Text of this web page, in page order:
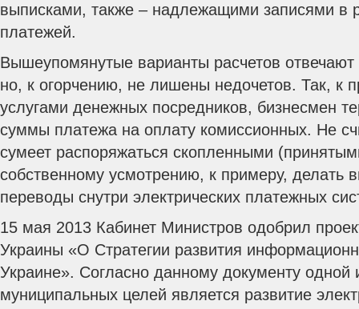
выписками, также – надлежащими записями в
платежей.
Вышеупомянутые варианты расчетов
но, к огорчению, не лишены недочетов. Так, к
услугами денежных посредников, бизнесмен
суммы платежа на оплату комиссионных. Не
сумеет распоряжаться скопленными
собственному усмотрению, к примеру, делать
переводы снутри электрических платежных
15 мая 2013 Кабинет Министров одобрил
Украины «О Стратегии развития
Украине». Согласно данному документу одной
муниципальных целей является развитие